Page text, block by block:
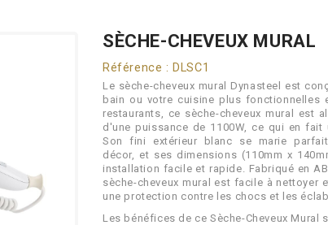
SÈCHE-CHEVEUX MURAL
Référence : DLSC1
Le sèche-cheveux mural Dynasteel est
bain ou votre cuisine plus fonctionnelles
restaurants, ce sèche-cheveux mural est
d'une puissance de 1100W, ce qui en fait
Son fini extérieur blanc se marie
décor, et ses dimensions (110mm x
installation facile et rapide. Fabriqué en
sèche-cheveux mural est facile à nettoyer
une protection contre les chocs et les
Les bénéfices de ce Sèche-Cheveux Mural